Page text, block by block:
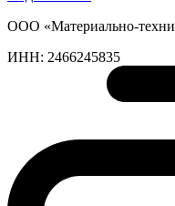
ООО «Материально-
ИНН: 2466245835